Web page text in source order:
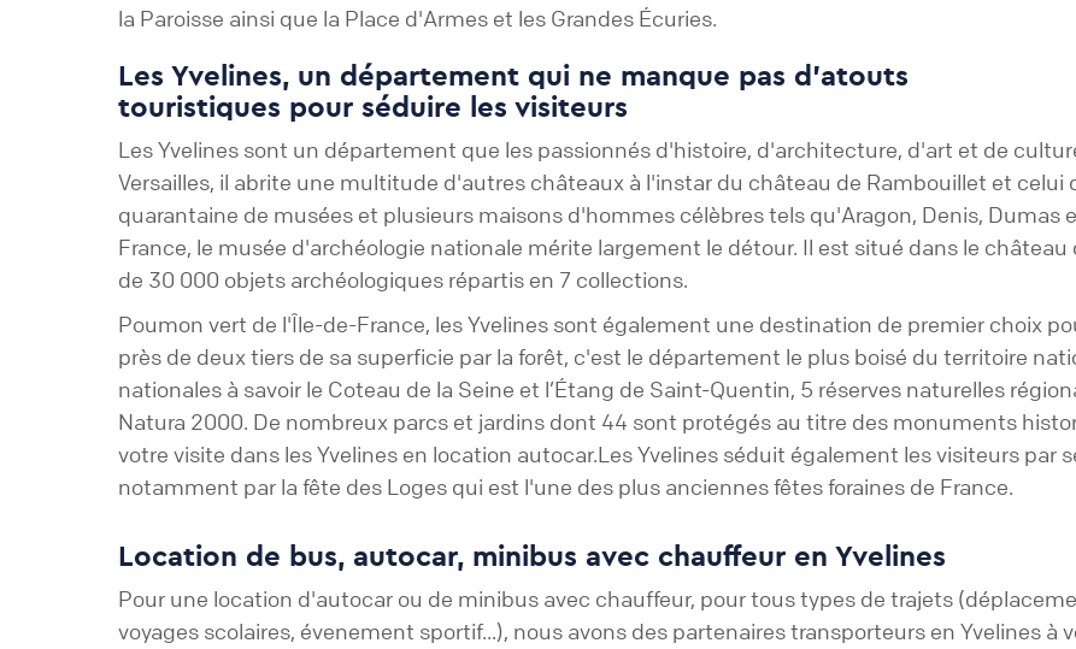
la Paroisse ainsi que la Place d'Armes et les Grandes Écuries.
Les Yvelines, un département qui ne manque pas d'atouts
touristiques pour séduire les visiteurs
Les Yvelines sont un département que les passionnés d'histoire, d'architecture, d'art et de
Versailles, il abrite une multitude d'autres châteaux à l'instar du château de Rambouillet et celui
quarantaine de musées et plusieurs maisons d'hommes célèbres tels qu'Aragon, Denis, Dumas
France, le musée d'archéologie nationale mérite largement le détour. Il est situé dans le
de 30 000 objets archéologiques répartis en 7 collections.
Poumon vert de l'Île-de-France, les Yvelines sont également une destination de premier choix
près de deux tiers de sa superficie par la forêt, c'est le département le plus boisé du territoire
nationales à savoir le Coteau de la Seine et l’Étang de Saint-Quentin, 5 réserves naturelles
Natura 2000. De nombreux parcs et jardins dont 44 sont protégés au titre des monuments
votre visite dans les Yvelines en location autocar.Les Yvelines séduit également les visiteurs par
notamment par la fête des Loges qui est l'une des plus anciennes fêtes foraines de France.
Location de bus, autocar, minibus avec chauffeur en Yvelines
Pour une location d'autocar ou de minibus avec chauffeur, pour tous types de trajets
voyages scolaires, évenement sportif...), nous avons des partenaires transporteurs en Yvelines à